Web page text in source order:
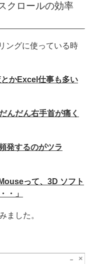
クロールの効率
ングに使っている時
かExcel仕事も多い
んだん右手首が痛く
発するのがツラ
って、3D ソフト
・」
ました。